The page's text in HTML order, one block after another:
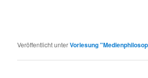
Veröffentlicht unterVorlesung